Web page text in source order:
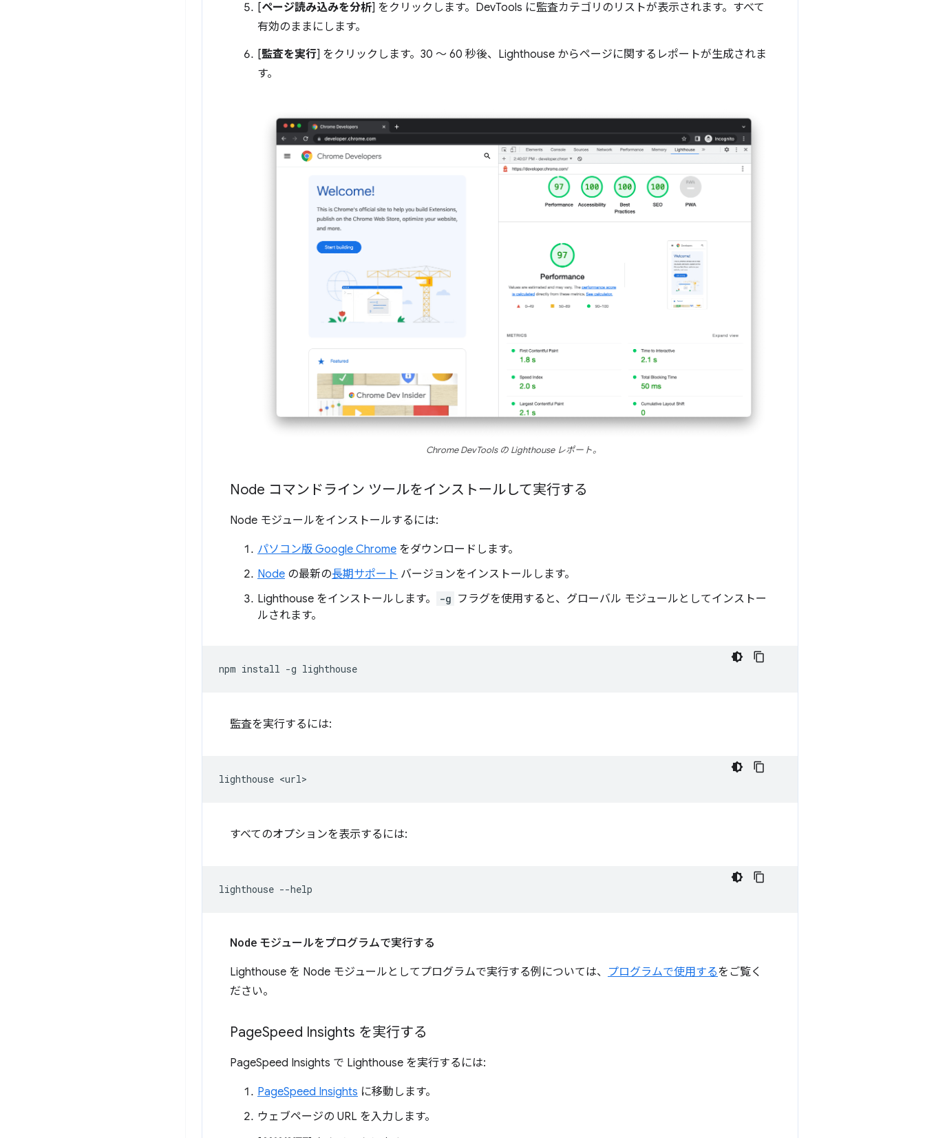
[ページ読み込みを分析] をクリックします。DevTools に監査カテゴリのリストが表示されます。すべて
有効のままにします。
[監査を実行] をクリックします。30 ～ 60 秒後、Lighthouse からページに関するレポートが生成されま
す。
Chrome DevTools の Lighthouse レポート。
Node コマンドライン ツールをインストールして実行する
Node モジュールをインストールするには:
パソコン版 Google Chrome をダウンロードします。
Node の最新の長期サポート バージョンをインストールします。
Lighthouse をインストールします。
-g フラグを使用すると、グローバル モジュールとしてインストー
ルされます。
npm install -g
監査を実行するには:
lighthouse
すべてのオプションを表示するには:
lighthouse
Node モジュールをプログラムで実行する
Lighthouse を Node モジュールとしてプログラムで実行する例については、 プログラムで使用するをご覧く
ださい。
PageSpeed Insights を実行する
PageSpeed Insights で Lighthouse を実行するには:
PageSpeed Insights に移動します。
ウェブページの URL を入力します。